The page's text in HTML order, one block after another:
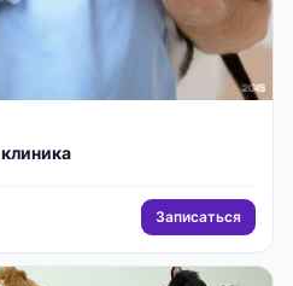
Записаться